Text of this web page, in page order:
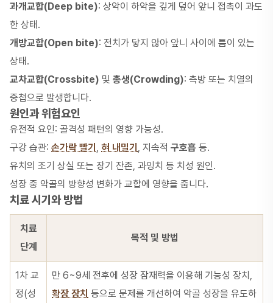
과개교합(Deep bite): 상악이 하악을 깊게 덮어 앞니 접촉이 과도
한 상태.
개방교합(Open bite): 전치가 닿지 않아 앞니 사이에 틈이 있는
상태.
교차교합(Crossbite) 및 총생(Crowding): 측방 또는 치열의
중첩으로 발생합니다.
원인과 위험요인
유전적 요인: 골격성 패턴의 영향 가능성.
구강 습관: 손가락 빨기 , 혀 내밀기 , 지속적 구호흡 등.
유치의 조기 상실 또는 장기 잔존, 과잉치 등 치성 원인.
성장 중 악골의 방향성 변화가 교합에 영향을 줍니다.
치료 시기와 방법
치료
단계
목적 및 방법
1차 교
정(성
만 6~9세 전후에 성장 잠재력을 이용해 기능성 장치,
확장 장치 등으로 문제를 개선하여 악골 성장을 유도하